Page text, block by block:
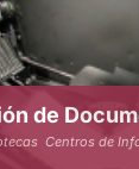
de
Centros de